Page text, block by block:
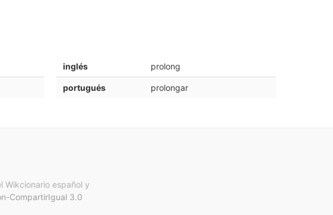
inglés prolong
portugués prolongar
Wikcionario español y
CompartirIgual 3.0